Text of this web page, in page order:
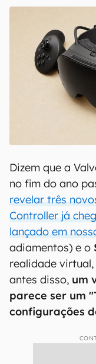
Dizem que a
no fim do ano
revelar três
Controller já
lançado em
adiamentos) e o
realidade
antes disso, um
parece ser um
configurações